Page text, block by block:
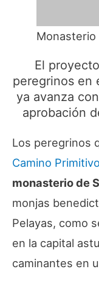
Monasterio
El
peregrinos en
ya avanza
aprobación
Los peregrinos
Camino Primitivo
monasterio de
monjas
Pelayas, como
en la capital
caminantes en